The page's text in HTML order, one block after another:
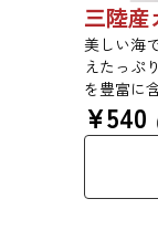
美しい海
えたっぷ
を豊富に
生活のた
¥540